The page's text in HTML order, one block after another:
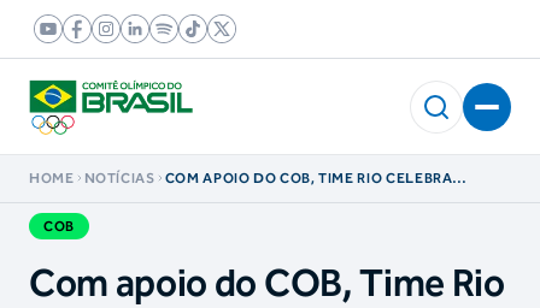
HOME NOTÍCIAS
COM APOIO DO COB, TIME RIO CELEBRA
COB
Com apoio do COB, Time Rio